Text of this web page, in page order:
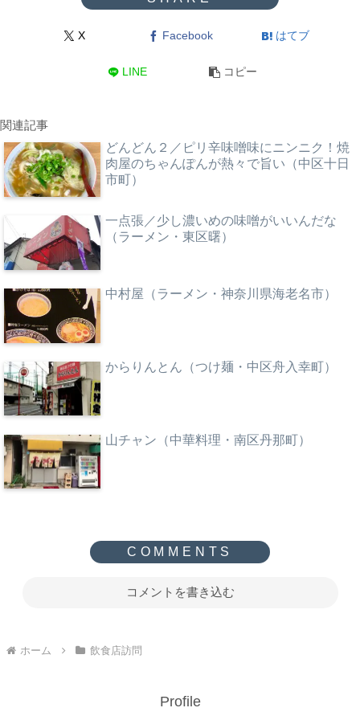
X Facebook はてブ
LINE コピー
関連記事
どんどん２／ピリ辛味噌味にニンニク！焼
肉屋のちゃんぽんが熱々で旨い（中区十日
市町）
一点張／少し濃いめの味噌がいいんだな
（ラーメン・東区曙）
中村屋（ラーメン・神奈川県海老名市）
からりんとん（つけ麺・中区舟入幸町）
山チャン（中華料理・南区丹那町）
コメントを書き込む
ホーム 飲食店訪問
Profile